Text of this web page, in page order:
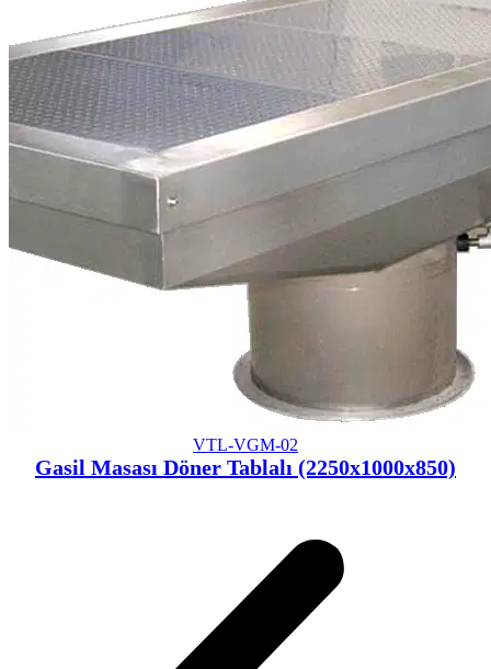
VTL-VGM-02
Gasil Masası Döner Tablalı (2250x1000x850)